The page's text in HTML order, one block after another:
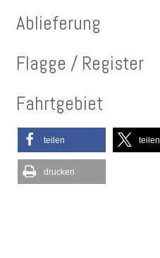
Ablieferung
Flagge / Register
Fahrtgebiet
teilen teilen
drucken